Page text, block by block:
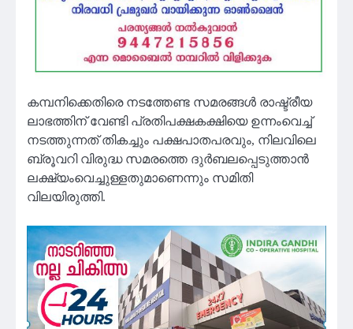
കമ്പനിക്കെതിരെ നടത്തേണ്ട സമരങ്ങൾ രാഷ്ട്രീയ
ലാഭത്തിന് വേണ്ടി പ്രതിപക്ഷകക്ഷിയെ ഉന്നംവെച്ച്
നടത്തുന്നത് തികച്ചും പക്ഷപാതപരവും, നിലവിലെ
ബ്രൂവറി വിരുദ്ധ സമരത്തെ ദുർബലപ്പെടുത്താൻ
ലക്ഷ്യംവെച്ചുള്ളതുമാണെന്നും സമിതി
വിലയിരുത്തി.